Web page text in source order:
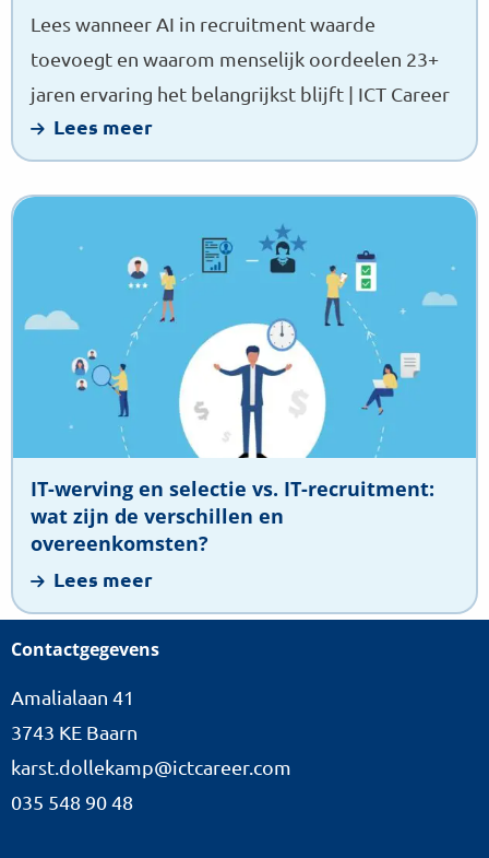
Lees wanneer AI in recruitment waarde
toevoegt en waarom menselijk oordeelen 23+
jaren ervaring het belangrijkst blijft | ICT Career
Lees meer
IT-werving en selectie vs. IT-recruitment:
wat zijn de verschillen en
overeenkomsten?
Lees meer
Lees
werving
selectie
recruitment:
zijn
verschillen
en
overeenkomsten?
Contactgegevens
Amalialaan 41
3743 KE Baarn
karst.dollekamp@ictcareer.com
035 548 90 48